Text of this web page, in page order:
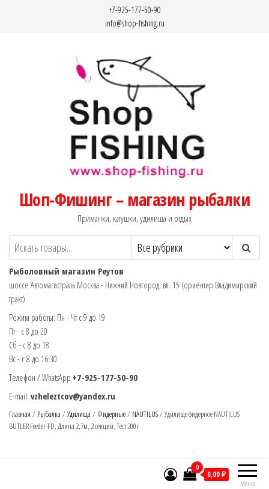
+7-925-177-50-90
info@shop-fishing.ru
Шоп-Фишинг – магазин рыбалки
Приманки, катушки, удилища и отдых
Рыболовный магазин Реутов
шоссе Автомагистраль Москва - Нижний Новгород, вл. 15 (ориентир Владимирский
тракт)
Режим работы: Пн - Чт с 9 до 19
Пт - с 8 до 20
Сб - с 8 до 18
Вс - с 8 до 16:30
Телефон / WhatsApp +7-925-177-50-90
E-mail: vzheleztcov@yandex.ru
Главная / Рыбалка / Удилища / Фидерные/ NAUTILUS/ Удилище фидерное NAUTILUS
BUTLER Feeder-FD, Длина 2,7м, 2 секции, Тест 200г
Меню
0
0,00 ₽